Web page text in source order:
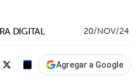
DIGITAL 20/NOV/24
Agregar a Google